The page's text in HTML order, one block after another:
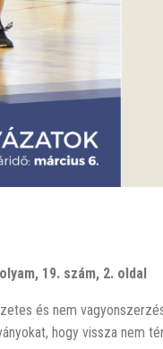
19. szám, 2. oldal
és nem
hogy vissza nem